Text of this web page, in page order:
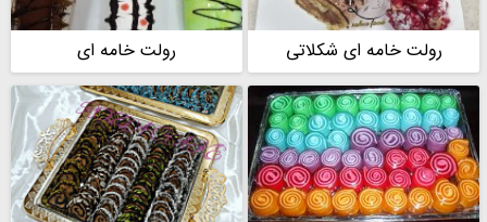
رولت خامه ای شکلاتی رولت خامه ای